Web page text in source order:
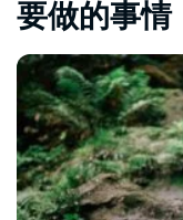
要做的事情